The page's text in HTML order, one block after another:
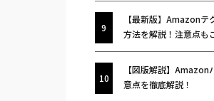
【最新版】Amazon
方法を解説！注意点も
【図版解説】
意点を徹底解説！